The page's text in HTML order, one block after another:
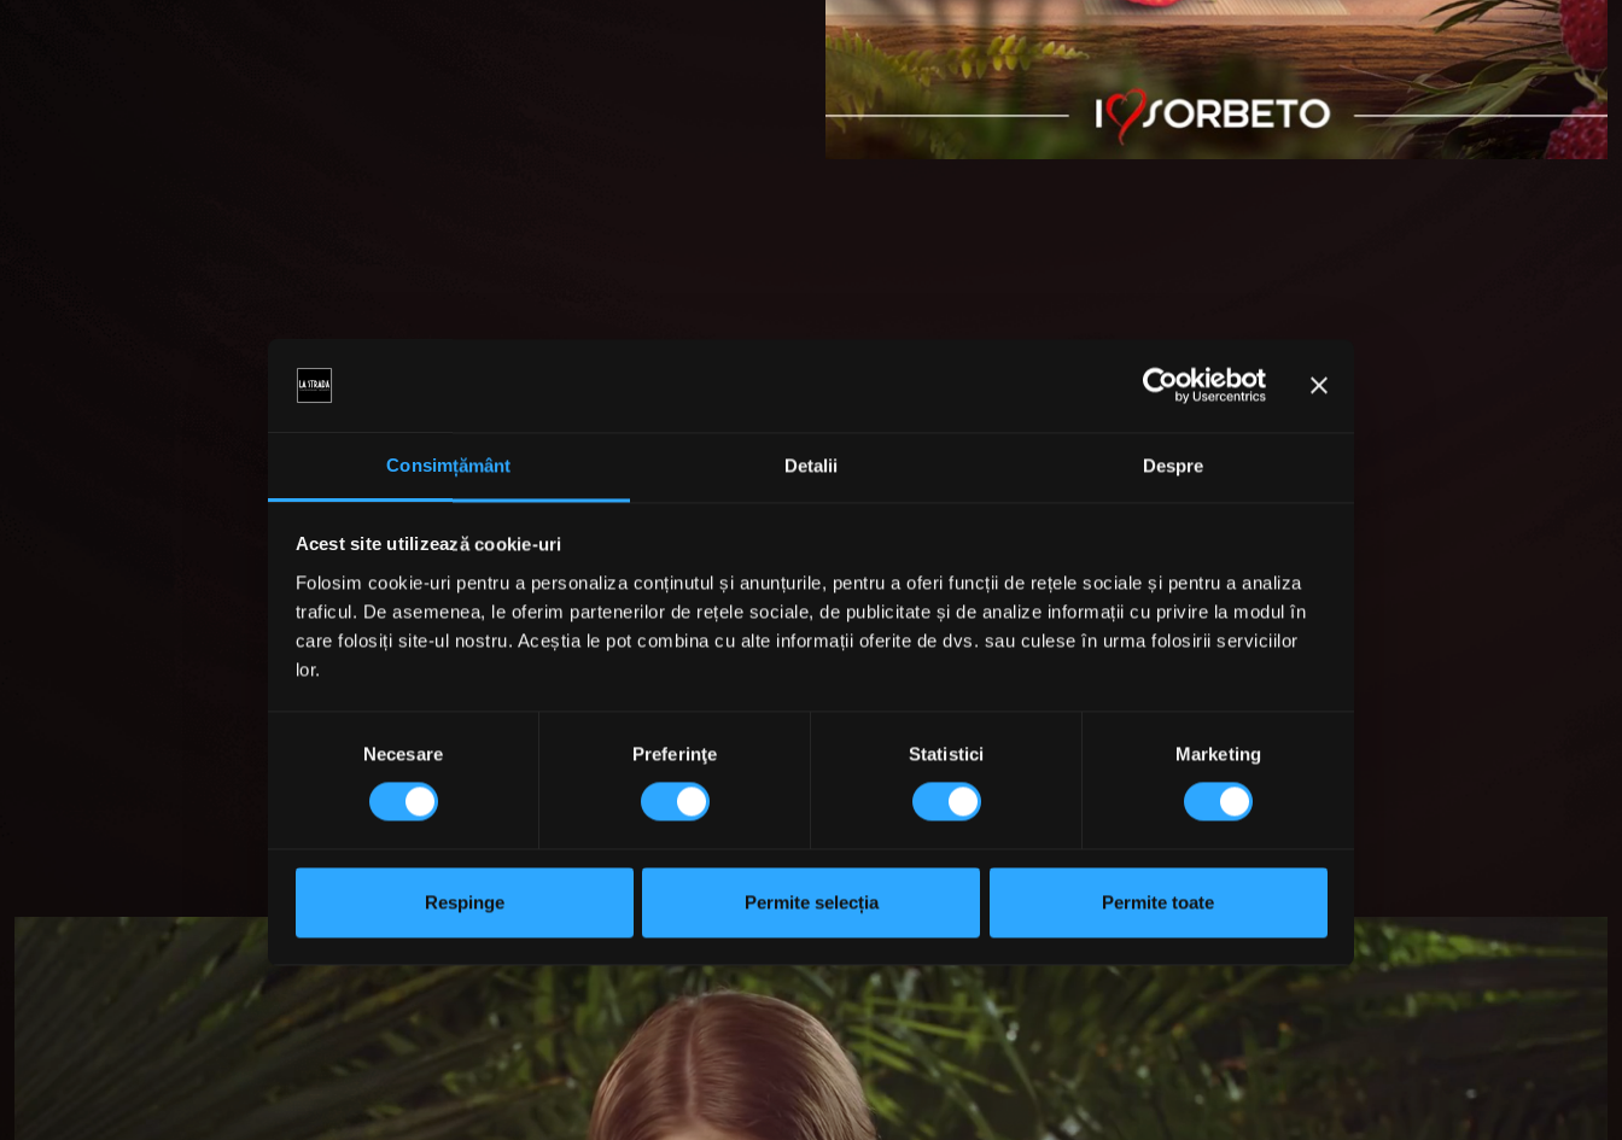
Consimțământ Detalii Despre
Acest site utilizează cookie-uri
Folosim cookie-uri pentru a personaliza conținutul și anunțurile, pentru a oferi funcții de rețele sociale și pentru a analiza
traficul. De asemenea, le oferim partenerilor de rețele sociale, de publicitate și de analize informații cu privire la modul în
care folosiți site-ul nostru. Aceștia le pot combina cu alte informații oferite de dvs. sau culese în urma folosirii serviciilor
lor.
consimțământului
Necesare Preferinţe Statistici Marketing
Respinge Permite selecția Permite toate